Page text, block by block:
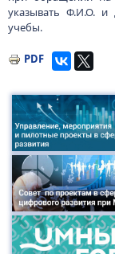
указывать Ф.И.О.
учебы.
PDF